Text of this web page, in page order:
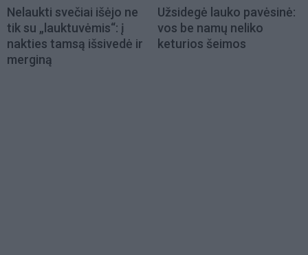
Nelaukti svečiai išėjo ne
tik su „lauktuvėmis“: į
nakties tamsą išsivedė ir
merginą
Užsidegė lauko pavėsinė:
vos be namų neliko
keturios šeimos